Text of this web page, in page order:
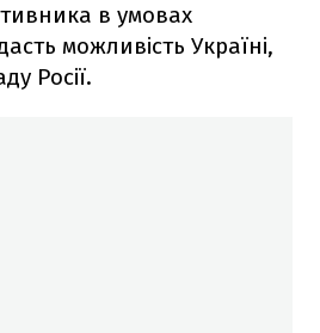
в умовах
можливість Україні,
Росії.